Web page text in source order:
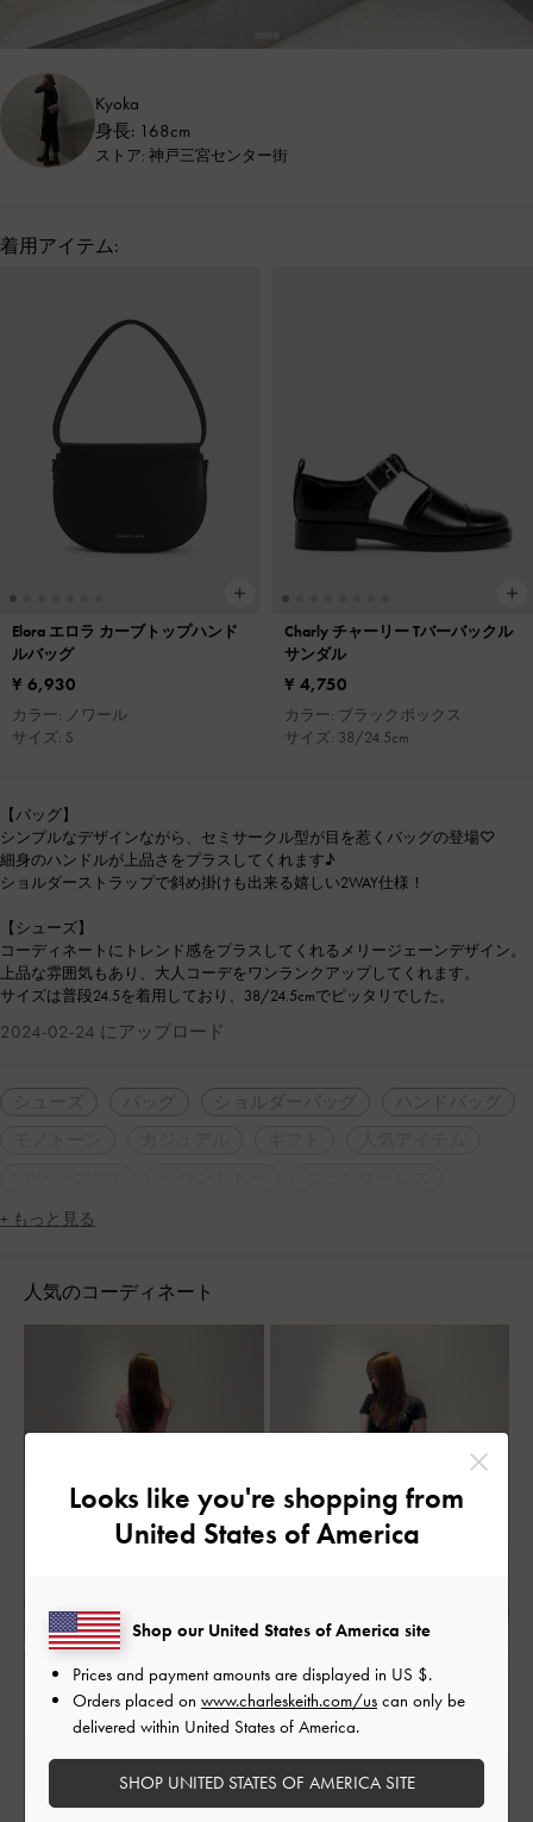
Kyoka
身長: 168cm
ストア: 神戸三宮センター街
着用アイテム:
Elora エロラ カーブトップハンド
ルバッグ
¥ 6,930
カラー: ノワール
サイズ: S
Charly チャーリー Tバーバックル
サンダル
¥ 4,750
カラー: ブラックボックス
サイズ: 38/24.5cm
【バッグ】
シンプルなデザインながら、セミサークル型が目を惹くバッグの登場♡
細身のハンドルが上品さをプラスしてくれます♪
ショルダーストラップで斜め掛けも出来る嬉しい2WAY仕様！
【シューズ】
コーディネートにトレンド感をプラスしてくれるメリージェーンデザイン。
上品な雰囲気もあり、大人コーデをワンランクアップしてくれます。
サイズは普段24.5を着用しており、38/24.5cmでピッタリでした。
2024-02-24 にアップロード
シューズ
シンプル・ベーシック
+ もっと見る
人気のコーディネート
Looks like you're shopping from
United States of America
Shop our United States of America site
Prices and payment amounts are displayed in US $.
Orders placed on www.charleskeith.com/us can only be
delivered within United States of America.
SHOP UNITED STATES OF AMERICA SITE